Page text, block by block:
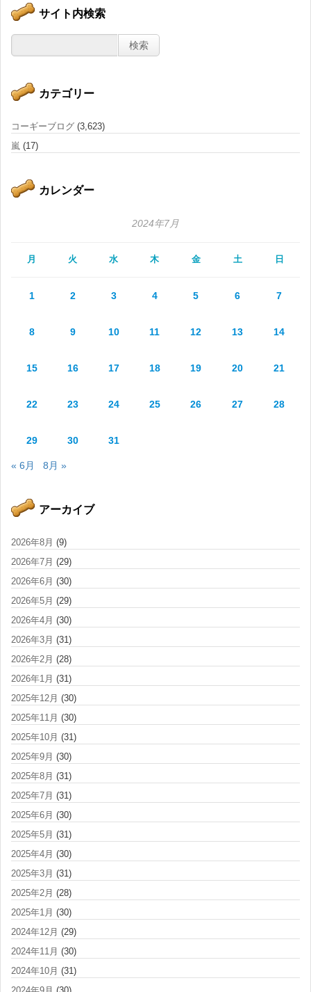
サイト内検索
カテゴリー
コーギーブログ (3,623)
嵐 (17)
カレンダー
2024年7月
月 火 水 木 金 土 日
1 2 3 4 5 6 7
8 9 10 11 12 13 14
15 16 17 18 19 20 21
22 23 24 25 26 27 28
29 30 31
« 6月 8月 »
アーカイブ
2026年8月 (9)
2026年7月 (29)
2026年6月 (30)
2026年5月 (29)
2026年4月 (30)
2026年3月 (31)
2026年2月 (28)
2026年1月 (31)
2025年12月 (30)
2025年11月 (30)
2025年10月 (31)
2025年9月 (30)
2025年8月 (31)
2025年7月 (31)
2025年6月 (30)
2025年5月 (31)
2025年4月 (30)
2025年3月 (31)
2025年2月 (28)
2025年1月 (30)
2024年12月 (29)
2024年11月 (30)
2024年10月 (31)